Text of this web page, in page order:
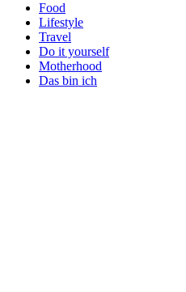
Food
Lifestyle
Travel
Do it yourself
Motherhood
Das bin ich